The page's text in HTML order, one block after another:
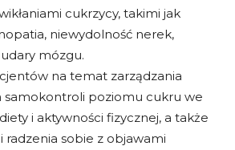
cukrzycy, takimi jak
niewydolność nerek,
mózgu.
na temat zarządzania
samokontroli poziomu cukru we
i aktywności fizycznej, a także
radzenia sobie z objawami